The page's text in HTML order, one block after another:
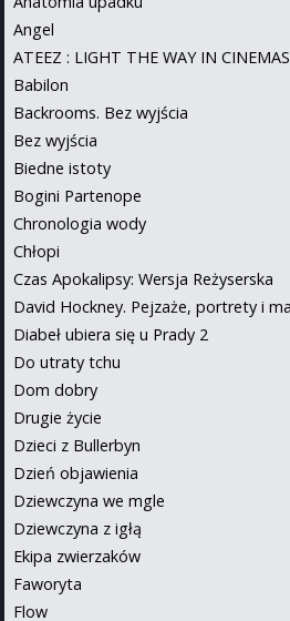
Angel
ATEEZ : LIGHT THE WAY IN CINEMAS
Babilon
Backrooms. Bez wyjścia
Bez wyjścia
Biedne istoty
Bogini Partenope
Chronologia wody
Chłopi
Czas Apokalipsy: Wersja Reżyserska
David Hockney. Pejzaże, portrety i
Diabeł ubiera się u Prady 2
Do utraty tchu
Dom dobry
Drugie życie
Dzieci z Bullerbyn
Dzień objawienia
Dziewczyna we mgle
Dziewczyna z igłą
Ekipa zwierzaków
Faworyta
Flow